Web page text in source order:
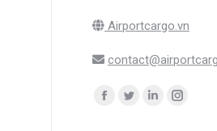
Airportcargo.vn
Find us on:
Facebook
TwitterLinkedin